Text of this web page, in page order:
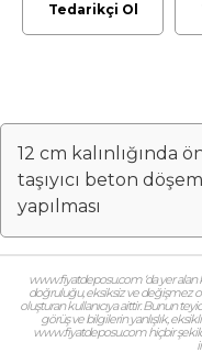
beton döşeme
Tedarikçi Ol
12 cm kalınlığında
taşıyıcı beton
yapılması
www.fiyatdeposu.com ‘da yer alan
doğruluğu, eksiksiz ve değişmez
oluşturan kullanıcıya aittir. Bunun
görüş ve bilgilerin yanlışlık,
www.fiyatdeposu.com hiçbir